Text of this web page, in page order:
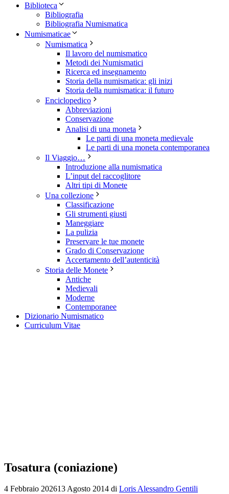
Biblioteca
Bibliografia
Bibliografia Numismatica
Numismaticae
Numismatica
Il lavoro del numismatico
Metodi dei Numismatici
Ricerca ed insegnamento
Storia della numismatica: gli inizi
Storia della numismatica: il futuro
Enciclopedico
Abbreviazioni
Conservazione
Analisi di una moneta
Le parti di una moneta medievale
Le parti di una moneta contemporanea
Il Viaggio…
Introduzione alla numismatica
L’input del raccoglitore
Altri tipi di Monete
Una collezione
Classificazione
Gli strumenti giusti
Maneggiare
La pulizia
Preservare le tue monete
Grado di Conservazione
Accertamento dell’autenticità
Storia delle Monete
Antiche
Medievali
Moderne
Contemporanee
Dizionario Numismatico
Curriculum Vitae
Tosatura (coniazione)
4 Febbraio 202613 Agosto 2014 di Loris Alessandro Gentili